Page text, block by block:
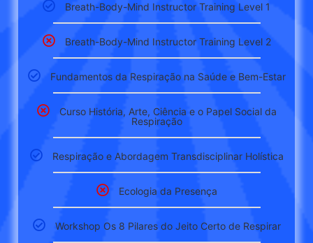
Breath-Body-Mind Instructor Training Level 1
Breath-Body-Mind Instructor Training Level 2
Fundamentos da Respiração na Saúde e Bem-Estar
Curso História, Arte, Ciência e o Papel Social da
Respiração
Respiração e Abordagem Transdisciplinar Holística
Ecologia da Presença
Workshop Os 8 Pilares do Jeito Certo de Respirar